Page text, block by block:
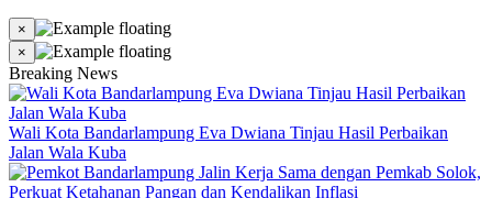
×
×
Breaking News
Wali Kota Bandarlampung Eva Dwiana Tinjau Hasil Perbaikan
Jalan Wala Kuba